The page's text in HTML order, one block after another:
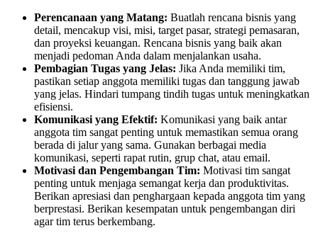
Perencanaan yang Matang: Buatlah rencana bisnis yang
detail, mencakup visi, misi, target pasar, strategi pemasaran,
dan proyeksi keuangan. Rencana bisnis yang baik akan
menjadi pedoman Anda dalam menjalankan usaha.
Pembagian Tugas yang Jelas: Jika Anda memiliki tim,
pastikan setiap anggota memiliki tugas dan tanggung jawab
yang jelas. Hindari tumpang tindih tugas untuk meningkatkan
efisiensi.
Komunikasi yang Efektif: Komunikasi yang baik antar
anggota tim sangat penting untuk memastikan semua orang
berada di jalur yang sama. Gunakan berbagai media
komunikasi, seperti rapat rutin, grup chat, atau email.
Motivasi dan Pengembangan Tim: Motivasi tim sangat
penting untuk menjaga semangat kerja dan produktivitas.
Berikan apresiasi dan penghargaan kepada anggota tim yang
berprestasi. Berikan kesempatan untuk pengembangan diri
agar tim terus berkembang.